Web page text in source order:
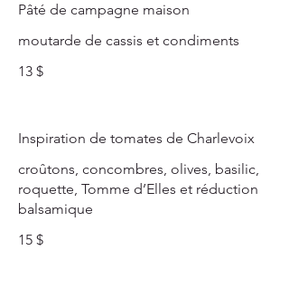
Pâté de campagne maison
moutarde de cassis et condiments
13 $
Inspiration de tomates de Charlevoix
croûtons, concombres, olives, basilic,
roquette, Tomme d’Elles et réduction
balsamique
15 $